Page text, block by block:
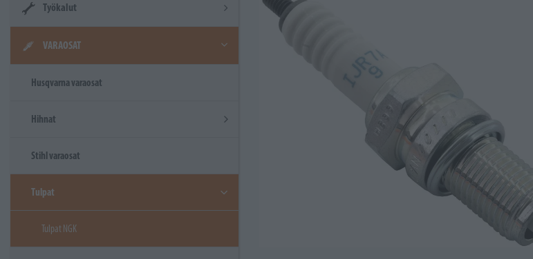
Työkalut
VARAOSAT
Husqvarna varaosat
Hihnat
Stihl varaosat
Tulpat
Tulpat NGK